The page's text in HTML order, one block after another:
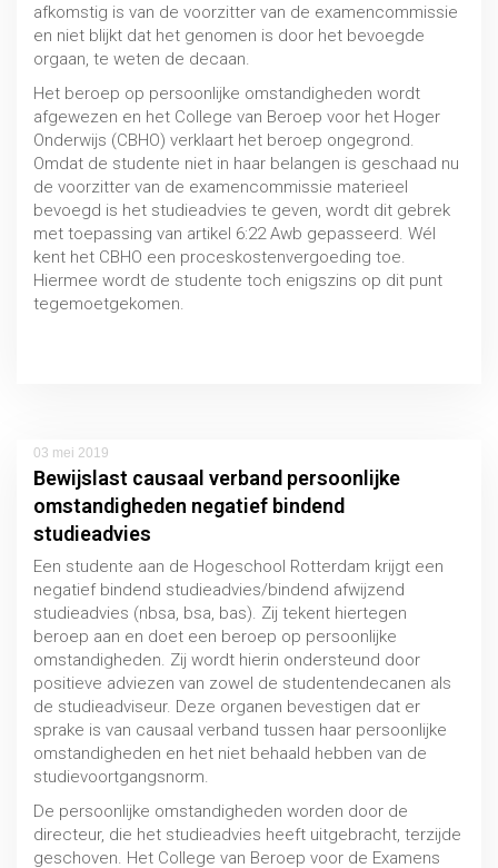
Studiefinanciering
MBO / HBO / WO
Plagiaat en fraude
afkomstig is van de voorzitter van de examencommissie
en niet blijkt dat het genomen is door het bevoegde
orgaan, te weten de decaan.
Het beroep op persoonlijke omstandigheden wordt
afgewezen en het College van Beroep voor het Hoger
Onderwijs (CBHO) verklaart het beroep ongegrond.
Omdat de studente niet in haar belangen is geschaad nu
de voorzitter van de examencommissie materieel
bevoegd is het studieadvies te geven, wordt dit gebrek
met toepassing van artikel 6:22 Awb gepasseerd. Wél
kent het CBHO een proceskostenvergoeding toe.
Hiermee wordt de studente toch enigszins op dit punt
tegemoetgekomen.
03 mei 2019
Bewijslast causaal verband persoonlijke
omstandigheden negatief bindend
studieadvies
Een studente aan de Hogeschool Rotterdam krijgt een
negatief bindend studieadvies/bindend afwijzend
studieadvies (nbsa, bsa, bas). Zij tekent hiertegen
beroep aan en doet een beroep op persoonlijke
omstandigheden. Zij wordt hierin ondersteund door
positieve adviezen van zowel de studentendecanen als
de studieadviseur. Deze organen bevestigen dat er
sprake is van causaal verband tussen haar persoonlijke
omstandigheden en het niet behaald hebben van de
studievoortgangsnorm.
De persoonlijke omstandigheden worden door de
directeur, die het studieadvies heeft uitgebracht, terzijde
geschoven. Het College van Beroep voor de Examens